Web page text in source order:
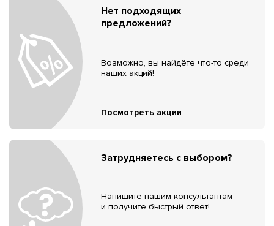
Нет подходящих
предложений?
Возможно, вы найдёте что-то среди
наших акций!
Посмотреть акции
Затрудняетесь с выбором?
Напишите нашим консультантам
и получите быстрый ответ!